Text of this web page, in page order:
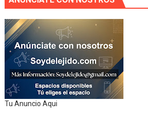
Tu Anuncio Aqui